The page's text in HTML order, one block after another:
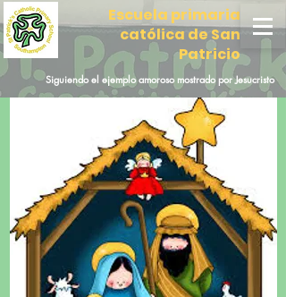
Escuela primaria
católica de San
Patricio
Siguiendo el ejemplo amoroso mostrado por Jesucristo